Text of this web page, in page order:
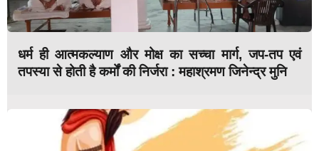
धर्म ही आत्मकल्याण और मोक्ष का सच्चा मार्ग, जप-तप एवं
तपस्या से होती है कर्मों की निर्जरा : महाश्रमण जिनेन्द्र मुनि